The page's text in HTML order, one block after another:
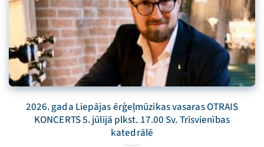
2026. gada Liepājas ērģeļmūzikas vasaras OTRAIS
KONCERTS 5. jūlijā plkst. 17.00 Sv. Trīsvienības
katedrālē